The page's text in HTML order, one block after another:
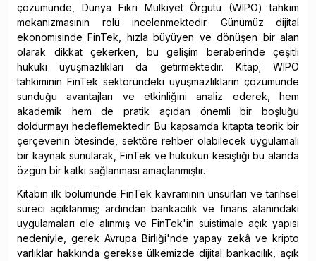
çözümünde, Dünya Fikri Mülkiyet Örgütü (WIPO) tahkim
mekanizmasının rolü incelenmektedir. Günümüz dijital
ekonomisinde FinTek, hızla büyüyen ve dönüşen bir alan
olarak dikkat çekerken, bu gelişim beraberinde çeşitli
hukuki uyuşmazlıkları da getirmektedir. Kitap; WIPO
tahkiminin FinTek sektöründeki uyuşmazlıkların çözümünde
sunduğu avantajları ve etkinliğini analiz ederek, hem
akademik hem de pratik açıdan önemli bir boşluğu
doldurmayı hedeflemektedir. Bu kapsamda kitapta teorik bir
çerçevenin ötesinde, sektöre rehber olabilecek uygulamalı
bir kaynak sunularak, FinTek ve hukukun kesiştiği bu alanda
özgün bir katkı sağlanması amaçlanmıştır.
Kitabın ilk bölümünde FinTek kavramının unsurları ve tarihsel
süreci açıklanmış; ardından bankacılık ve finans alanındaki
uygulamaları ele alınmış ve FinTek'in suistimale açık yapısı
nedeniyle, gerek Avrupa Birliği'nde yapay zekâ ve kripto
varlıklar hakkında gerekse ülkemizde dijital bankacılık, açık